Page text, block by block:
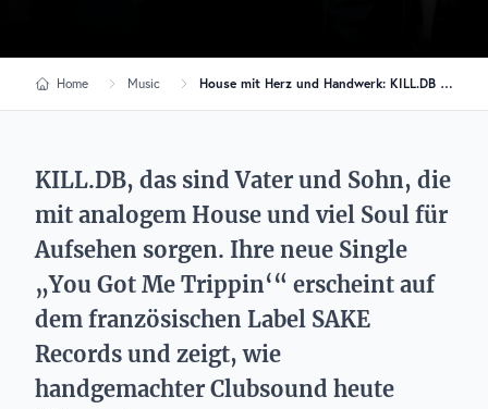
Home Music House mit Herz und Handwerk: KILL.DB verbinden Generationen auf dem Dancefloor
KILL.DB, das sind Vater und Sohn, die
mit analogem House und viel Soul für
Aufsehen sorgen. Ihre neue Single
„You Got Me Trippin‘“ erscheint auf
dem französischen Label SAKE
Records und zeigt, wie
handgemachter Clubsound heute